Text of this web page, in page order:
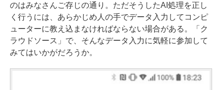
のはみなさんご存じの通り。ただそうしたAI処理を正し
く行うには、あらかじめ人の手でデータ入力してコンピ
ューターに教え込まなければならない場合がある。「ク
ラウドソース」で、そんなデータ入力に気軽に参加して
みてはいかがだろうか。